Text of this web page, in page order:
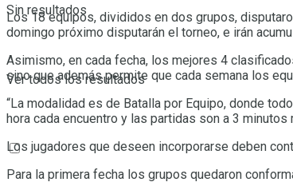
Sin resultados
Ver todos los resultados
Los 18 equipos, divididos en dos grupos,
domingo próximo disputarán el torneo, e irán
Asimismo, en cada fecha, los mejores 4
sino que además permite que cada semana los
“La modalidad es de Batalla por Equipo, donde
hora cada encuentro y las partidas son a 3
Los jugadores que deseen incorporarse deben
Para la primera fecha los grupos quedaron